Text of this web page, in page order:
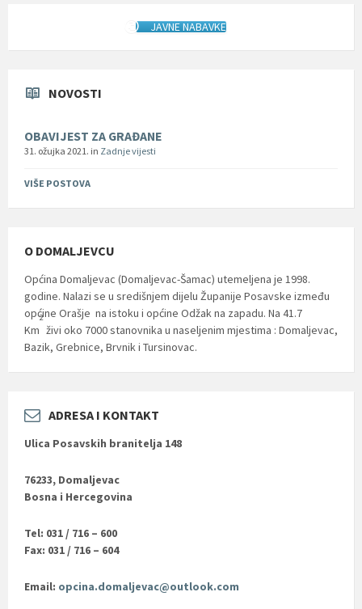
JAVNE NABAVKE
NOVOSTI
OBAVIJEST ZA GRAĐANE
31. ožujka 2021. in Zadnje vijesti
VIŠE POSTOVA
O DOMALJEVCU
Općina Domaljevac (Domaljevac-Šamac) utemeljena je 1998.
godine. Nalazi se u središnjem dijelu Županije Posavske između
općine Orašje na istoku i općine Odžak na zapadu. Na 41.7
Km
2
živi oko 7000 stanovnika u naseljenim mjestima : Domaljevac,
Bazik, Grebnice, Brvnik i Tursinovac.
ADRESA I KONTAKT
Ulica Posavskih branitelja 148
76233, Domaljevac
Bosna i Hercegovina
Tel: 031 / 716 – 600
Fax: 031 / 716 – 604
Email: opcina.domaljevac@outlook.com